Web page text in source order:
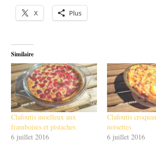
X Plus
Similaire
Clafoutis moelleux aux
framboises et pistaches
6 juillet 2016
Clafoutis
noisettes
6 juillet 2016